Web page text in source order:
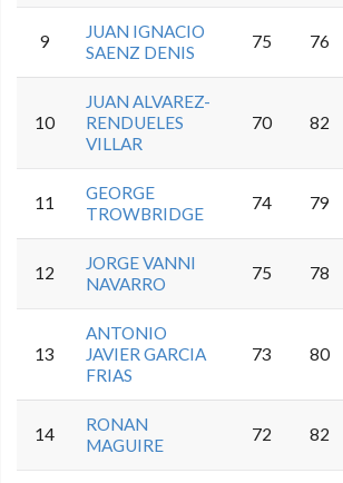
9
JUAN IGNACIO
SAENZ DENIS
75 76
10
JUAN ALVAREZ-
RENDUELES
VILLAR
70 82
11
GEORGE
TROWBRIDGE
74 79
12
JORGE VANNI
NAVARRO
75 78
13
ANTONIO
JAVIER GARCIA
FRIAS
73 80
14
RONAN
MAGUIRE
72 82